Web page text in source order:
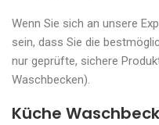
Wenn Sie sich an unsere
sein, dass Sie die
nur geprüfte, sichere
Waschbecken).
Küche